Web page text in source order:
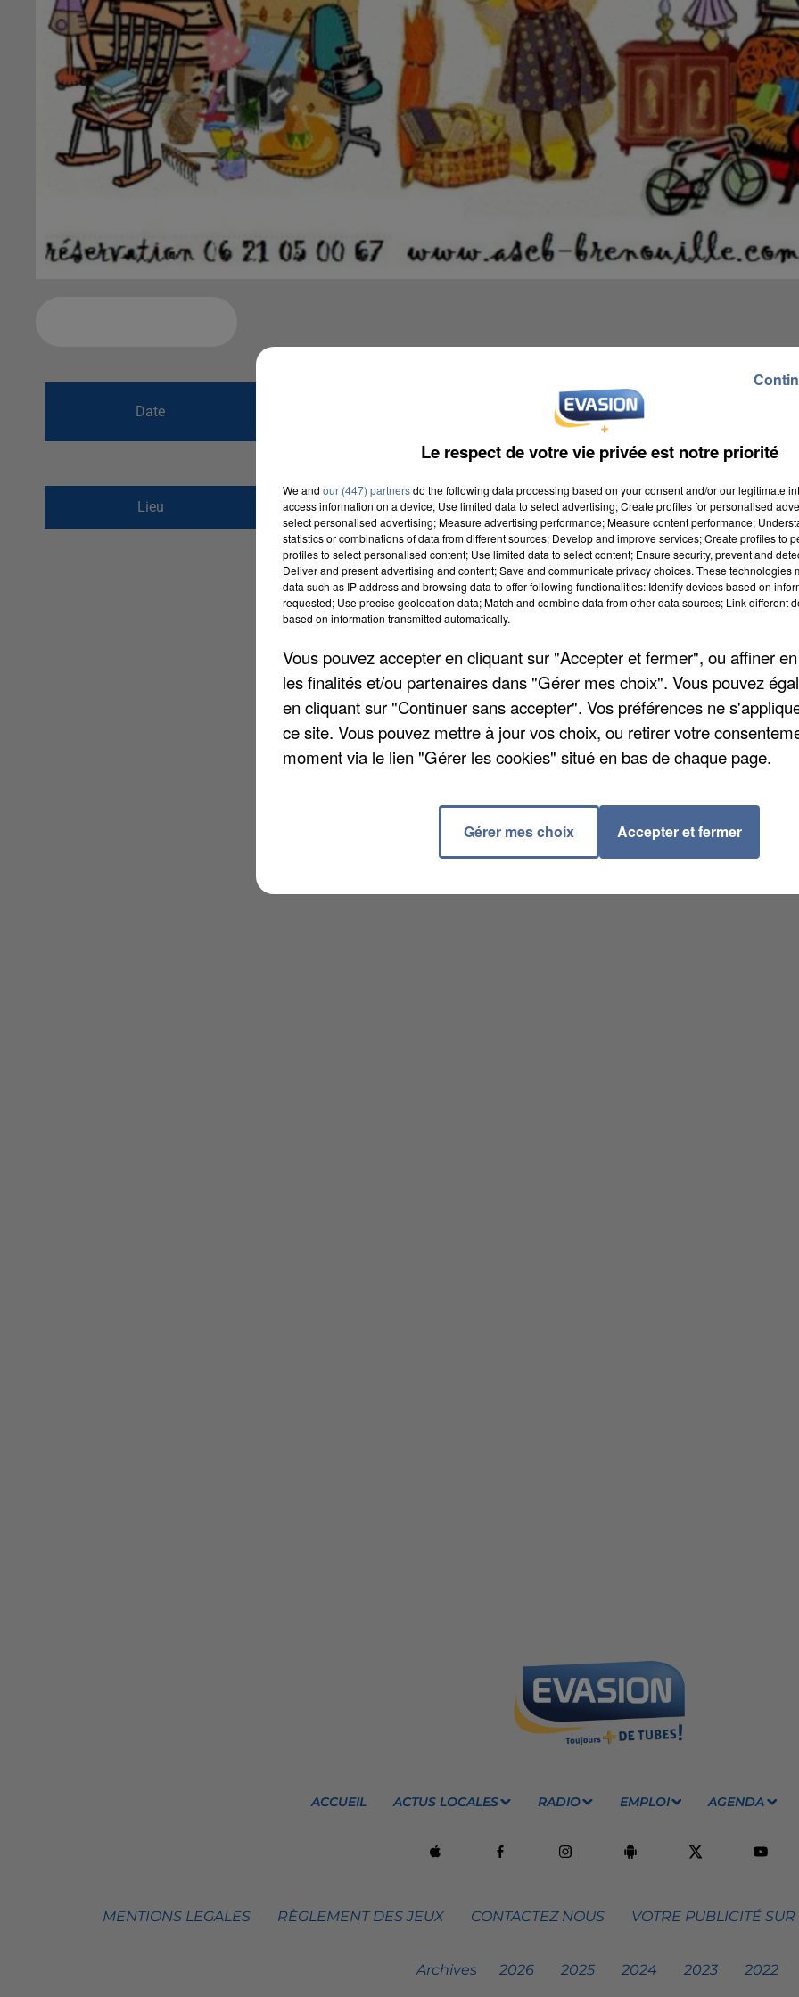
Date
Lieu
Léon jouhaux
60870 BRENOUILLE
ACCUEIL ACTUS LOCALES RADIO EMPLOI AGENDA
MENTIONS LEGALES RÈGLEMENT DES JEUX CONTACTEZ NOUS VOTRE PUBLICITÉ
Archives 2026 2025 2024 2023 2022
Le respect de votre vie privée est notre priorité
We and our (447) partnersdo the following data processing based on your consent and/or our legitimate
access information on a device; Use limited data to select advertising; Create profiles for personalised
select personalised advertising; Measure advertising performance; Measure content performance;
statistics or combinations of data from different sources; Develop and improve services; Create profiles to
profiles to select personalised content; Use limited data to select content; Ensure security, prevent and
Deliver and present advertising and content; Save and communicate privacy choices. These technologies
data such as IP address and browsing data to offer following functionalities: Identify devices based on
requested; Use precise geolocation data; Match and combine data from other data sources; Link different
based on information transmitted automatically.
Vous pouvez accepter en cliquant sur "Accepter et fermer", ou affiner
les finalités et/ou partenaires dans "Gérer mes choix". Vous pouvez
en cliquant sur "Continuer sans accepter". Vos préférences ne
ce site. Vous pouvez mettre à jour vos choix, ou retirer votre
moment via le lien "Gérer les cookies" situé en bas de chaque page.
Gérer mes choix Accepter et fermer